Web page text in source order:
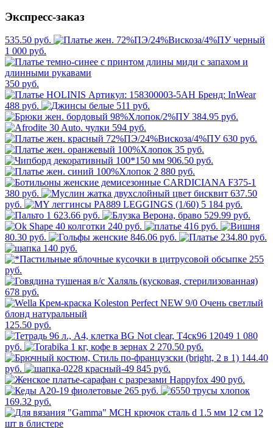
Экспресс-заказ
535.50 руб.
1 000 руб.
350 руб.
488 руб.
511 руб.
384.95 руб.
594 руб.
630 руб.
35 руб.
906.50 руб.
2 880 руб.
380 руб.
637.50
руб.
5 184 руб.
1 623.66 руб.
529.99 руб.
240 руб.
416 руб.
80.30 руб.
846.06 руб.
234.80 руб.
140 руб.
255
руб.
678 руб.
125.50 руб.
1 080
руб.
2 270.50 руб.
144.40
руб.
845 руб.
490 руб.
265 руб.
169.32 руб.